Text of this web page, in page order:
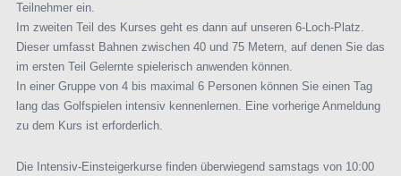
Teilnehmer ein.
Im zweiten Teil des Kurses geht es dann auf unseren 6-Loch-Platz.
Dieser umfasst Bahnen zwischen 40 und 75 Metern, auf denen Sie das
im ersten Teil Gelernte spielerisch anwenden können.
In einer Gruppe von 4 bis maximal 6 Personen können Sie einen Tag
lang das Golfspielen intensiv kennenlernen. Eine vorherige Anmeldung
zu dem Kurs ist erforderlich.
Die Intensiv-Einsteigerkurse finden überwiegend samstags von 10:00